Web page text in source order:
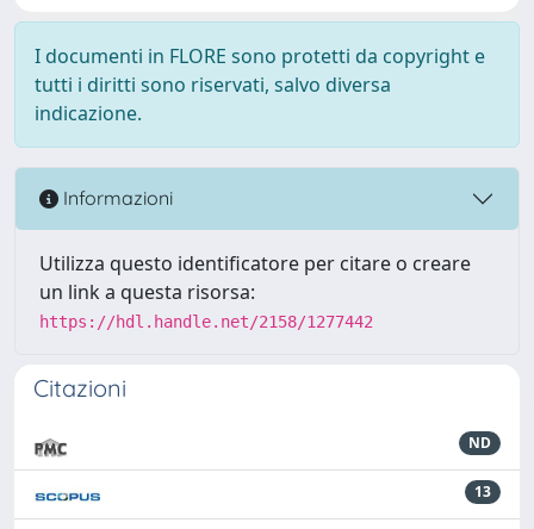
I documenti in FLORE sono protetti da copyright e
tutti i diritti sono riservati, salvo diversa
indicazione.
Informazioni
Utilizza questo identificatore per citare o creare
un link a questa risorsa:
https://hdl.handle.net/2158/1277442
Citazioni
ND
13